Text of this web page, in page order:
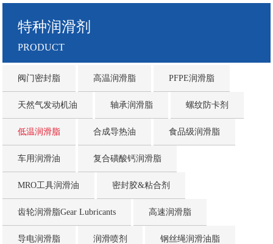
特种润滑剂
PRODUCT
阀门密封脂 高温润滑脂 PFPE润滑脂
天然气发动机油 轴承润滑脂 螺纹防卡剂
低温润滑脂 合成导热油 食品级润滑脂
车用润滑油 复合磺酸钙润滑脂
MRO工具润滑油 密封胶&粘合剂
齿轮润滑脂Gear Lubricants 高速润滑脂
导电润滑脂 润滑喷剂 钢丝绳润滑油脂